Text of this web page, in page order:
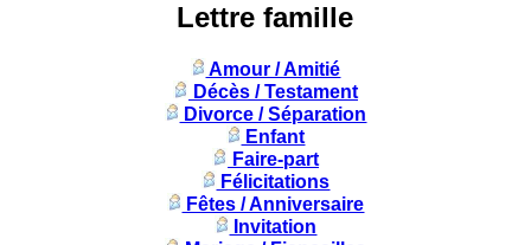
Lettre famille
Amour / Amitié
Décès / Testament
Divorce / Séparation
Enfant
Faire-part
Félicitations
Fêtes / Anniversaire
Invitation